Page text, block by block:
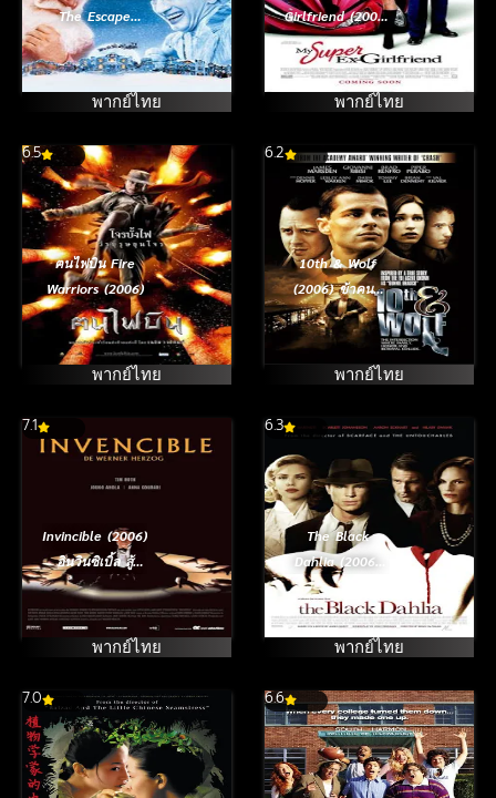
The Escape
Clause (2006)
ซานตาคลอส 3
อิทธิฤทธิ์ปีศาจ
คริสต์มาส
พากย์ไทย
Girlfriend (2006)
กิ๊กเก่าผม เธอเป็น
ยอดมนุษย์
พากย์ไทย
6.5
ฅนไฟบิน Fire
Warriors (2006)
พากย์ไทย
6.2
10th & Wolf
(2006) ข้าคนนี้
ต้องคำนับ
พากย์ไทย
7.1
Invincible (2006)
อินวินซิเบิ้ล สู้
สุดใจ เกมนี้ไม่มี
วันแพ้
พากย์ไทย
6.3
The Black
Dahlia (2006)
พิศวาส ฆาตกรรม
ฉาวโลก
พากย์ไทย
7.0 6.6